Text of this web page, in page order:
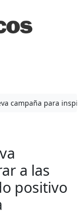
campaña para
a las
positivo